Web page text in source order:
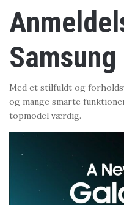
Med et stilfuldt og
og mange smarte
topmodel værdig.